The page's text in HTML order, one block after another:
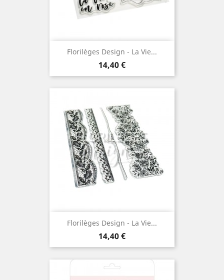
Florilèges Design - La Vie...
Prix
14,40 €
Florilèges Design - La Vie...
Prix
14,40 €